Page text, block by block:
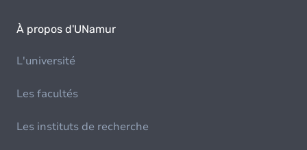
À propos d'UNamur
L'université
Les facultés
Les instituts de recherche